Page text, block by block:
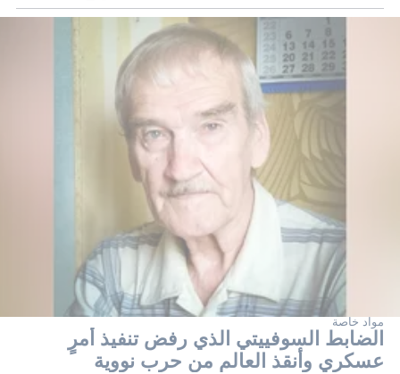
مواد خاصة
الضابط السوفييتي الذي رفض تنفيذ أمرٍ
عسكري وأنقذ العالم من حرب نووية